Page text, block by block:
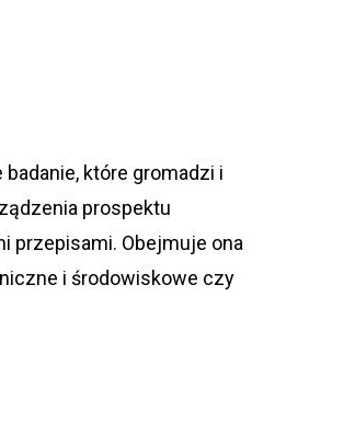
które gromadzi i
prospektu
przepisami. Obejmuje ona
i środowiskowe czy